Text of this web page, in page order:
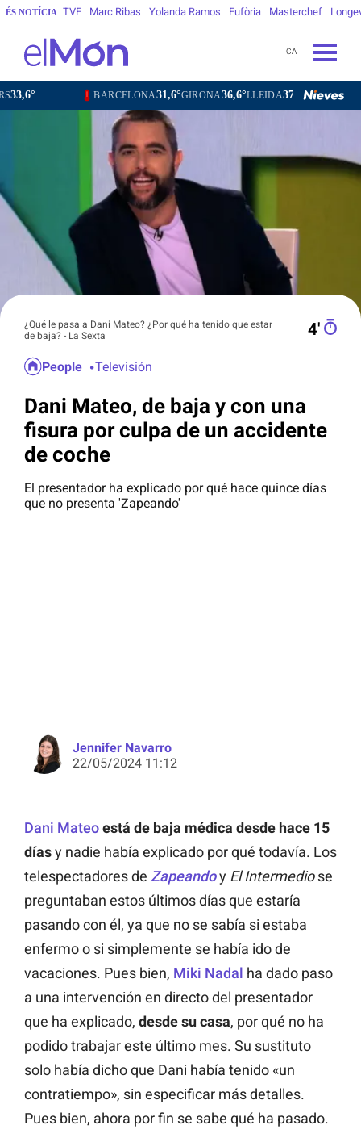
ÉS NOTÍCIA TVE Marc Ribas Yolanda Ramos Eufòria Masterchef
CA
BARCELONA 31,6°GIRONA36,6°LLEIDA37,4°TARRAGONA31,4°
¿Qué le pasa a Dani Mateo? ¿Por qué ha tenido que estar
de baja? - La Sexta
4′
People Televisión
Dani Mateo, de baja y con una
fisura por culpa de un accidente
de coche
El presentador ha explicado por qué hace quince días
que no presenta 'Zapeando'
Jennifer Navarro
22/05/2024 11:12
Dani Mateoestá de baja médica desde hace 15
díasy nadie había explicado por qué todavía. Los
telespectadores de Zapeandoy El Intermediose
preguntaban estos últimos días que estaría
pasando con él, ya que no se sabía si estaba
enfermo o si simplemente se había ido de
vacaciones. Pues bien, Miki Nadal ha dado paso
a una intervención en directo del presentador
que ha explicado, desde su casa, por qué no ha
podido trabajar este último mes. Su sustituto
solo había dicho que Dani había tenido «un
contratiempo», sin especificar más detalles.
Pues bien, ahora por fin se sabe qué ha pasado.